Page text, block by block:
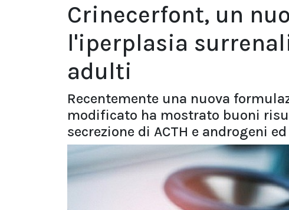
Crinecerfont, un
l'iperplasia
adulti
Recentemente una nuova
modificato ha mostrato buoni
secrezione di ACTH e androgeni